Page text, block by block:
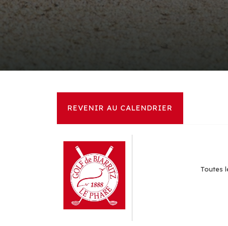
REVENIR AU CALENDRIER
Toutes